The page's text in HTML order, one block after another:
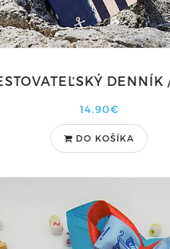
DENNÍK
14,90€
DO KOŠÍKA